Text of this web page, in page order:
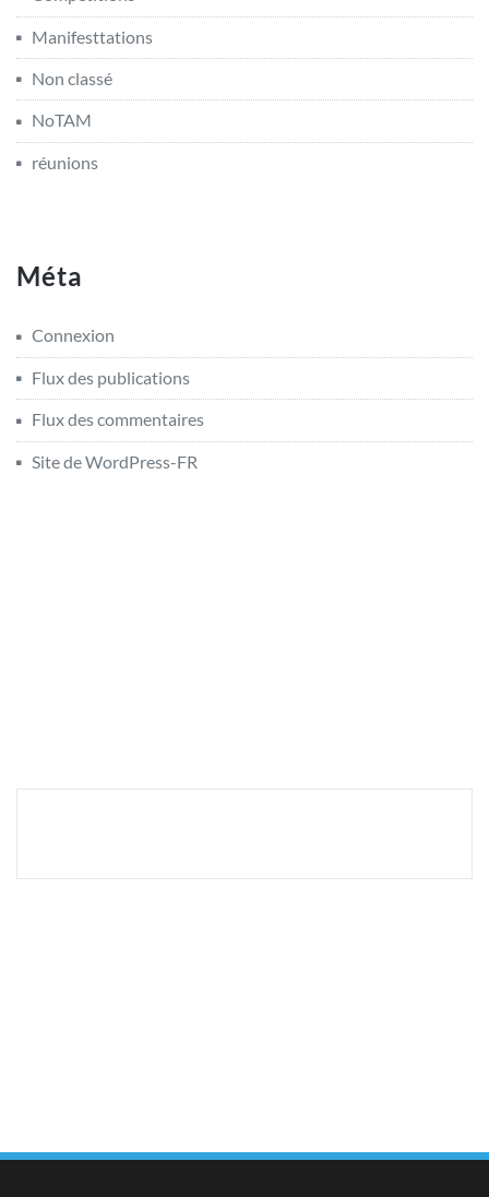
Manifesttations
Non classé
NoTAM
réunions
Méta
Connexion
Flux des publications
Flux des commentaires
Site de WordPress-FR